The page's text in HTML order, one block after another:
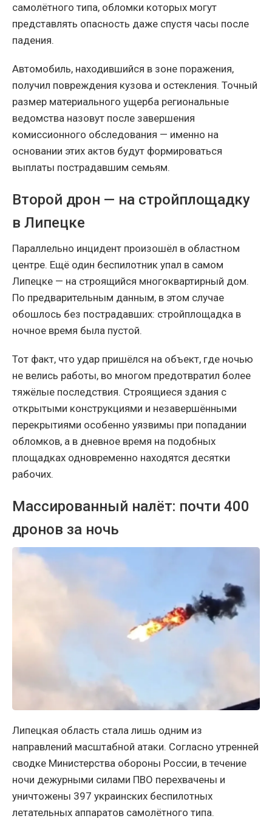
самолётного типа, обломки которых могут
представлять опасность даже спустя часы после
падения.
Автомобиль, находившийся в зоне поражения,
получил повреждения кузова и остекления. Точный
размер материального ущерба региональные
ведомства назовут после завершения
комиссионного обследования — именно на
основании этих актов будут формироваться
выплаты пострадавшим семьям.
Второй дрон — на стройплощадку
в Липецке
Параллельно инцидент произошёл в областном
центре. Ещё один беспилотник упал в самом
Липецке — на строящийся многоквартирный дом.
По предварительным данным, в этом случае
обошлось без пострадавших: стройплощадка в
ночное время была пустой.
Тот факт, что удар пришёлся на объект, где ночью
не велись работы, во многом предотвратил более
тяжёлые последствия. Строящиеся здания с
открытыми конструкциями и незавершёнными
перекрытиями особенно уязвимы при попадании
обломков, а в дневное время на подобных
площадках одновременно находятся десятки
рабочих.
Массированный налёт: почти 400
дронов за ночь
Липецкая область стала лишь одним из
направлений масштабной атаки. Согласно утренней
сводке Министерства обороны России, в течение
ночи дежурными силами ПВО перехвачены и
уничтожены 397 украинских беспилотных
летательных аппаратов самолётного типа.